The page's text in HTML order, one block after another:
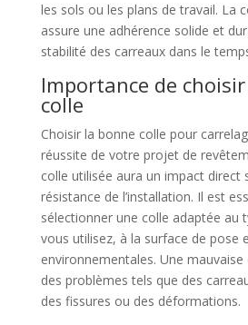
les sols ou les plans de travail. La
assure une adhérence solide et
stabilité des carreaux dans le
Importance de
colle
Choisir la bonne colle pour
réussite de votre projet de
colle utilisée aura un impact direct
résistance de l’installation. Il est
sélectionner une colle adaptée au
vous utilisez, à la surface de pose
environnementales. Une
des problèmes tels que des
des fissures ou des déformations.